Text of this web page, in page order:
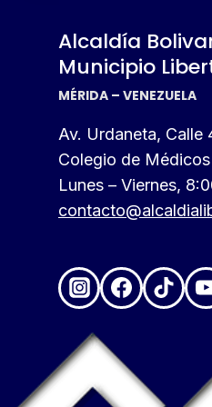
Alcaldía
Municipio
MÉRIDA – VENEZUELA
Av. Urdaneta, Calle
Colegio de Médicos
Lunes – Viernes,